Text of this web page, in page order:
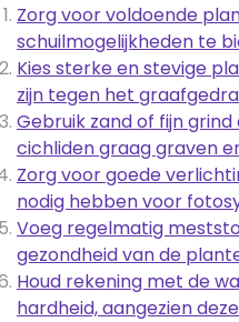
Zorg voor voldoende
schuilmogelijkheden te
Kies sterke en stevige
zijn tegen het
Gebruik zand of fijn
cichliden graag graven
Zorg voor goede
nodig hebben voor
Voeg regelmatig
gezondheid van de
Houd rekening met de
hardheid, aangezien